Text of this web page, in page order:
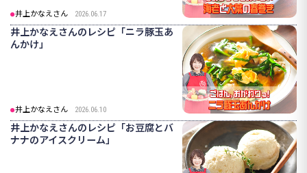
井上かなえさん 2026.06.17
井上かなえさんのレシピ「ニラ豚玉あ
んかけ」
井上かなえさん 2026.06.10
井上かなえさんのレシピ「お豆腐とバ
ナナのアイスクリーム」